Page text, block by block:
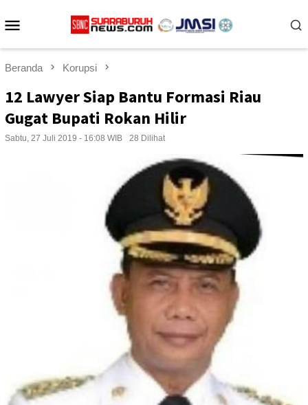
ke
Beranda Korupsi
12 Lawyer Siap Bantu Formasi Riau
Gugat Bupati Rokan Hilir
Sabtu, 27 Juli 2019 - 16:08 WIB 28 Dilihat